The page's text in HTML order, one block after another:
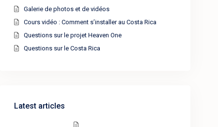
Galerie de photos et de vidéos
Cours vidéo : Comment s’installer au Costa Rica
Questions sur le projet Heaven One
Questions sur le Costa Rica
Latest articles